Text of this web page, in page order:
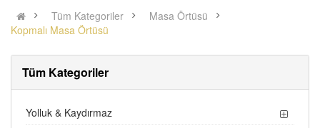
Tüm Kategoriler
Masa Örtüsü
Kopmalı Masa Örtüsü
Tüm Kategoriler
Yolluk & Kaydırmaz